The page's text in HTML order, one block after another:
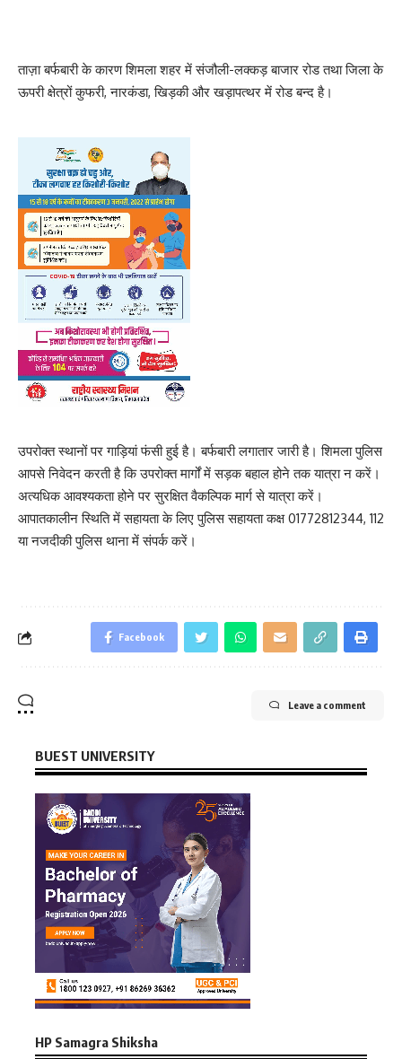
ताज़ा बर्फबारी के कारण शिमला शहर में संजौली-लक्कड़ बाजार रोड तथा जिला के
ऊपरी क्षेत्रों कुफरी, नारकंडा, खिड़की और खड़ापत्थर में रोड बन्द है।
उपरोक्त स्थानों पर गाड़ियां फंसी हुई है। बर्फबारी लगातार जारी है। शिमला पुलिस
आपसे निवेदन करती है कि उपरोक्त मार्गों में सड़क बहाल होने तक यात्रा न करें।
अत्यधिक आवश्यकता होने पर सुरक्षित वैकल्पिक मार्ग से यात्रा करें।
आपातकालीन स्थिति में सहायता के लिए पुलिस सहायता कक्ष 01772812344, 112
या नजदीकी पुलिस थाना में संपर्क करें।
Facebook
Leave a comment
BUEST UNIVERSITY
HP Samagra Shiksha